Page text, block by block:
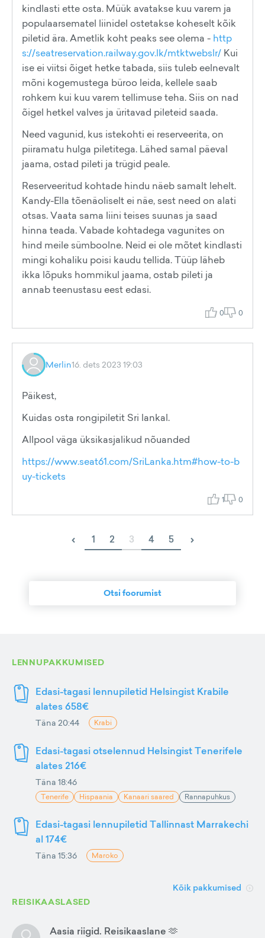
kindlasti ette osta. Müük avatakse kuu varem ja
populaarsematel liinidel ostetakse koheselt kõik
piletid ära. Ametlik koht peaks see olema - http
s://seatreservation.railway.gov.lk/mtktwebslr/ Kui
ise ei viitsi õiget hetke tabada, siis tuleb eelnevalt
mõni kogemustega büroo leida, kellele saab
rohkem kui kuu varem tellimuse teha. Siis on nad
õigel hetkel valves ja üritavad pileteid saada.
Need vagunid, kus istekohti ei reserveerita, on
piiramatu hulga piletitega. Lähed samal päeval
jaama, ostad pileti ja trügid peale.
Reserveeritud kohtade hindu näeb samalt lehelt.
Kandy-Ella tõenäoliselt ei näe, sest need on alati
otsas. Vaata sama liini teises suunas ja saad
hinna teada. Vabade kohtadega vagunites on
hind meile sümboolne. Neid ei ole mõtet kindlasti
mingi kohaliku poisi kaudu tellida. Tüüp läheb
ikka lõpuks hommikul jaama, ostab pileti ja
annab teenustasu eest edasi.
0 0
Merlin16. dets 2023 19:03
Päikest,
Kuidas osta rongipiletit Sri lankal.
Allpool väga üksikasjalikud nõuanded
https://www.seat61.com/SriLanka.htm#how-to-b
uy-tickets
1 0
‹ 1 2 3 4 5 ›
Otsi foorumist
LENNUPAKKUMISED
Edasi-tagasi lennupiletid Helsingist Krabile
alates 658€
Täna 20:44 Krabi
Edasi-tagasi otselennud Helsingist Tenerifele
alates 216€
Täna 18:46
Tenerife Hispaania Kanaari saared Rannapuhkus
Edasi-tagasi lennupiletid Tallinnast Marrakechi
al 174€
Täna 15:36 Maroko
Kõik pakkumised
REISIKAASLASED
Aasia riigid. Reisikaaslane 🫶